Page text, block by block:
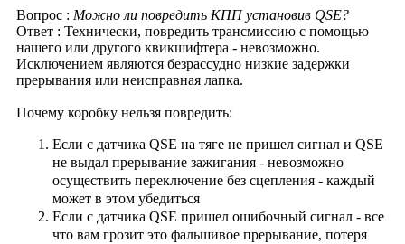
Вопрос : Можно ли повредить КПП установив QSE?
Ответ : Технически, повредить трансмиссию с помощью
нашего или другого квикшифтера - невозможно.
Исключением являются безрассудно низкие задержки
прерывания или неисправная лапка.
Почему коробку нельзя повредить:
Если с датчика QSE на тяге не пришел сигнал и QSE
не выдал прерывание зажигания - невозможно
осуществить переключение без сцепления - каждый
может в этом убедиться
Если с датчика QSE пришел ошибочный сигнал - все
что вам грозит это фальшивое прерывание, потеря